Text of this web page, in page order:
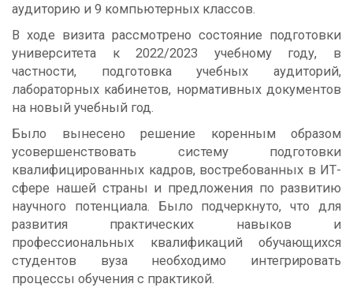
аудиторию и 9 компьютерных классов.
В ходе визита рассмотрено состояние подготовки
университета к 2022/2023 учебному году, в
частности, подготовка учебных аудиторий,
лабораторных кабинетов, нормативных документов
на новый учебный год.
Было вынесено решение коренным образом
усовершенствовать систему подготовки
квалифицированных кадров, востребованных в ИТ-
сфере нашей страны и предложения по развитию
научного потенциала. Было подчеркнуто, что для
развития практических навыков и
профессиональных квалификаций обучающихся
студентов вуза необходимо интегрировать
процессы обучения с практикой.